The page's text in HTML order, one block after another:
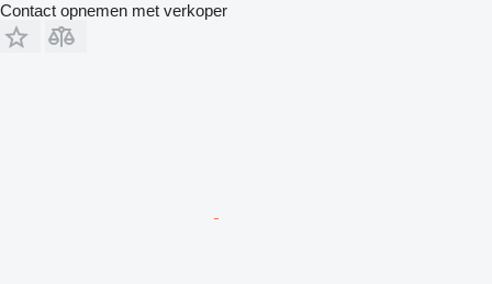
Contact opnemen met verkoper